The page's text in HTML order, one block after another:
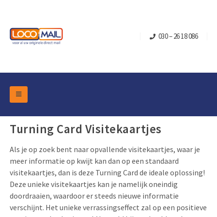
030 – 26 18 086
Turning Card Visitekaartjes
Als je op zoek bent naar opvallende visitekaartjes, waar je
meer informatie op kwijt kan dan op een standaard
visitekaartjes, dan is deze Turning Card de ideale oplossing!
Deze unieke visitekaartjes kan je namelijk oneindig
doordraaien, waardoor er steeds nieuwe informatie
verschijnt. Het unieke verrassingseffect zal op een positieve
DM Marketing Tools
Overzicht Categorieën
Pop-up Kubussen
Turning Card
Brievenbusdoosje +
Verpakkingen
Klepdoosjes
Schuifdoosjes
Retail Marketing
Vastgoedmarketing
Gelegenheden
Kerst- en Eindejaar
Verjaardag en Jubilea
Contact